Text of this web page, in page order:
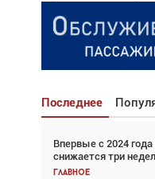
Последнее
Впервые с 2024
снижается три
Главное
Взгляд с высоты:
спасательных
Главное